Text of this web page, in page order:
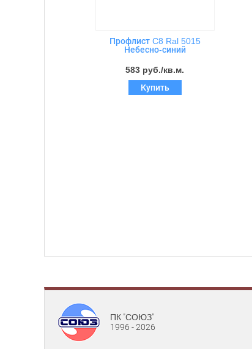
Профлист C8 Ral 5015
Небесно-синий
583 руб./кв.м.
Купить
ПК "СОЮЗ"
1996 - 2026